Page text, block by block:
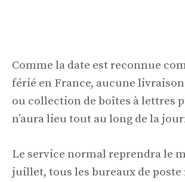
Comme la date est reconnue
férié en France, aucune
ou collection de boîtes à lettres
n’aura lieu tout au long de la
Le service normal reprendra le
juillet, tous les bureaux de